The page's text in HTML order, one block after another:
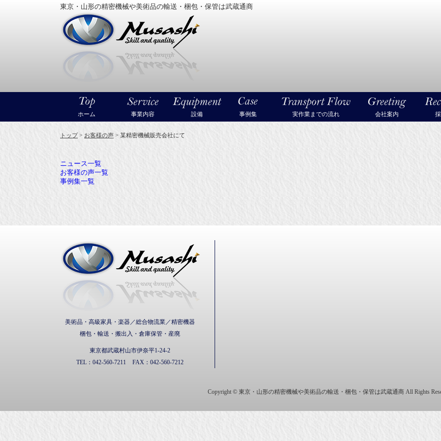
東京・山形の精密機械や美術品の輸送・梱包・保管は武蔵通商
ホーム 事業内容 設備 事例集 実作業までの流れ 会社案内
トップ> お客様の声 > 某精密機械販売会社にて
ニュース一覧
お客様の声一覧
事例集一覧
美術品・高級家具・楽器／総合物流業／精密機器
梱包・輸送・搬出入・倉庫保管・産廃
東京都武蔵村山市伊奈平1-24-2
TEL： 042-560-7211 FAX： 042-560-7212
Copyright © 東京・山形の精密機械や美術品の輸送・梱包・保管は武蔵通商 All Rights